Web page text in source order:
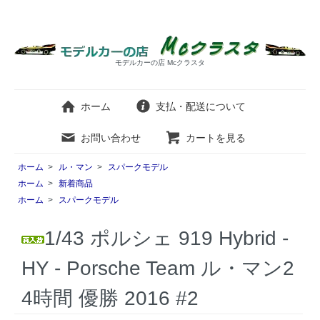
モデルカーの店 Mcクラスタ
ホーム 支払・配送について
お問い合わせ カートを見る
ホーム > ル・マン >
スパークモデル
ホーム > 新着商品
ホーム > スパークモデル
1/43 ポルシェ 919 Hybrid -
HY - Porsche Team ル・マン2
4時間 優勝 2016 #2